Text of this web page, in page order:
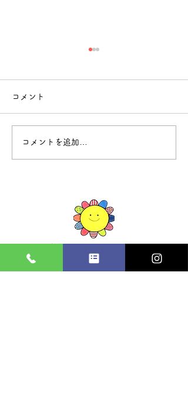
サツマイモの苗植え🍠
コメント
コメントを追加…
〒684-0033 鳥取県境港市上道町２１７１−１
Tel :0859-30-4823Fax :0859-30-4824